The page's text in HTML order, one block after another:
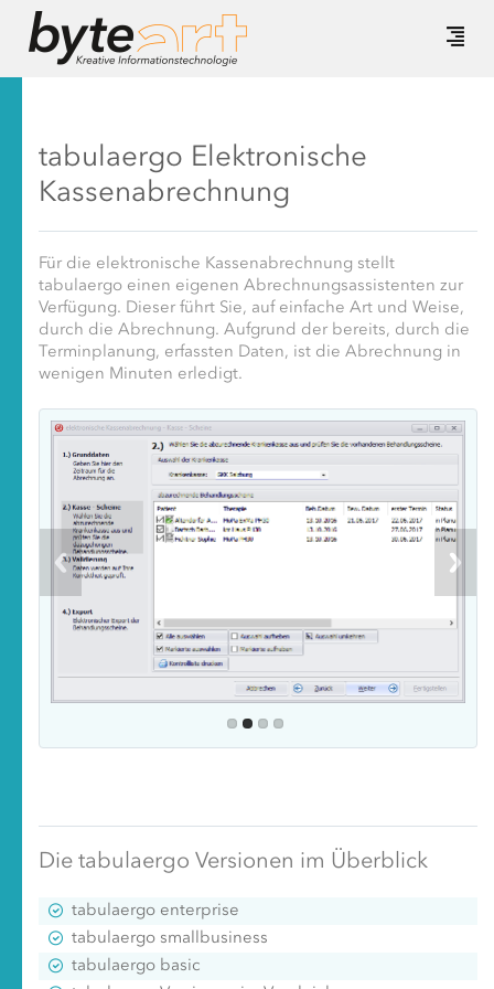
tabulaergo Elektronische
Kassenabrechnung
Für die elektronische Kassenabrechnung stellt
tabulaergo einen eigenen Abrechnungsassistenten zur
Verfügung. Dieser führt Sie, auf einfache Art und Weise,
durch die Abrechnung. Aufgrund der bereits, durch die
Terminplanung, erfassten Daten, ist die Abrechnung in
wenigen Minuten erledigt.
Die tabulaergo Versionen im Überblick
tabulaergo enterprise
tabulaergo smallbusiness
tabulaergo basic